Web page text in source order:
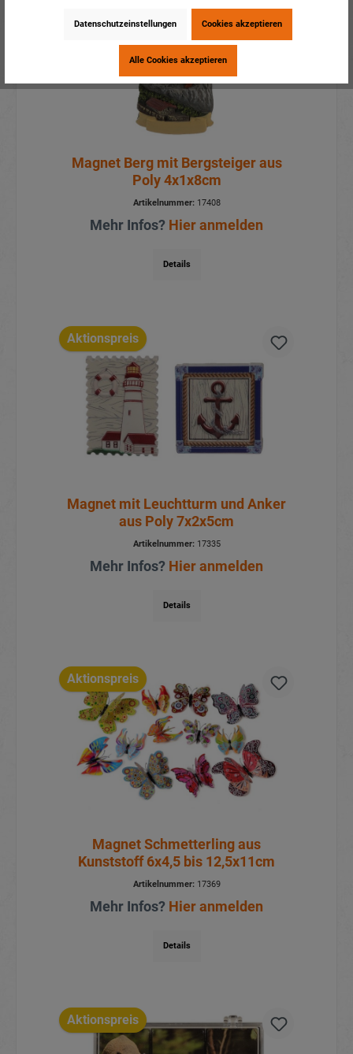
Magnet Berg mit Bergsteiger aus
Poly 4x1x8cm
Artikelnummer:17408
Mehr Infos? Hier anmelden
Details
Aktionspreis
Magnet mit Leuchtturm und Anker
aus Poly 7x2x5cm
Artikelnummer:17335
Mehr Infos? Hier anmelden
Details
Aktionspreis
Magnet Schmetterling aus
Kunststoff 6x4,5 bis 12,5x11cm
Artikelnummer:17369
Mehr Infos? Hier anmelden
Details
Aktionspreis
Datenschutzeinstellungen Cookies akzeptieren
Alle Cookies akzeptieren